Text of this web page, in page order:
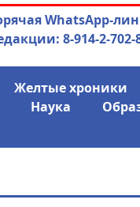
Маски
заявил о
WhatsApp-
8-914-2-702-
Желтые хроники
Наука